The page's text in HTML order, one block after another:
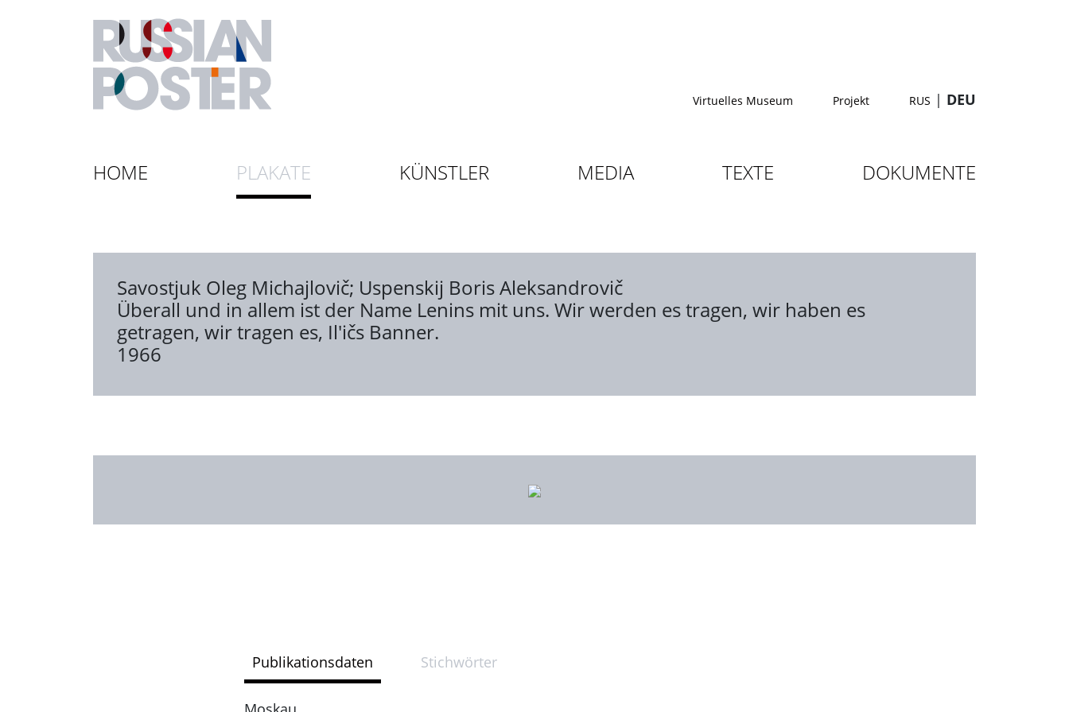
Virtuelles Museum Projekt RUS | DEU
HOME PLAKATE KÜNSTLER MEDIA TEXTE DOKUMENTE
Savostjuk Oleg Michajlovič; Uspenskij Boris Aleksandrovič
Überall und in allem ist der Name Lenins mit uns. Wir werden es tragen, wir haben es
getragen, wir tragen es, Il'ičs Banner.
1966
Publikationsdaten Stichwörter